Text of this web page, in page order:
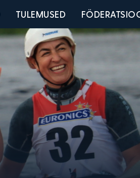
TULEMUSED